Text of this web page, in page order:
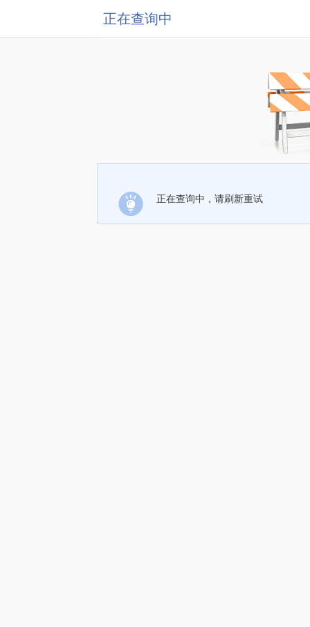
正在查询中
正在查询中，请刷新重试